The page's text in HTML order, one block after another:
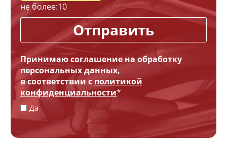
не более:10
Отправить
Принимаю соглашение на обработку
персональных данных,
в соответствии с политикой
конфиденциальности*
Да